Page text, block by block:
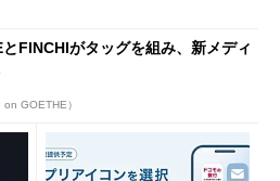
FINCHIがタッグを組み、新メディ
GOETHE）